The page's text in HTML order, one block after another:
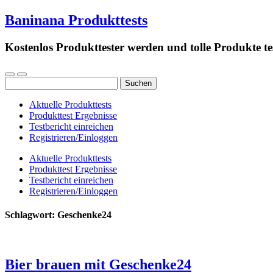
Baninana Produkttests
Kostenlos Produkttester werden und tolle Produkte
nach:
Aktuelle Produkttests
Produkttest Ergebnisse
Testbericht einreichen
Registrieren/Einloggen
Aktuelle Produkttests
Produkttest Ergebnisse
Testbericht einreichen
Registrieren/Einloggen
Schlagwort: Geschenke24
Bier brauen mit Geschenke24